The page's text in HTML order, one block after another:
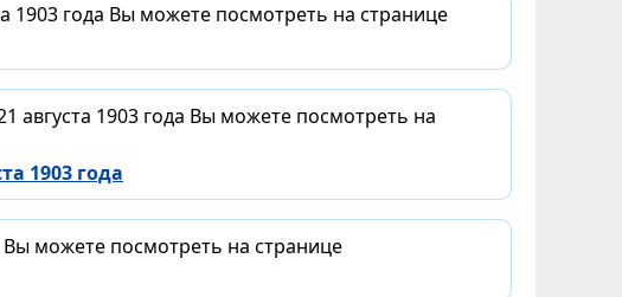
1903 года Вы можете посмотреть на странице
августа 1903 года Вы можете посмотреть на
1903 года
Вы можете посмотреть на странице